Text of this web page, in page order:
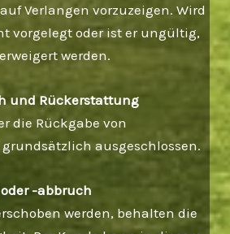
Verlangen vorzuzeigen. Wird
vorgelegt oder ist er ungültig,
werden.
und Rückerstattung
die Rückgabe von
ausgeschlossen.
-abbruch
werden, behalten die